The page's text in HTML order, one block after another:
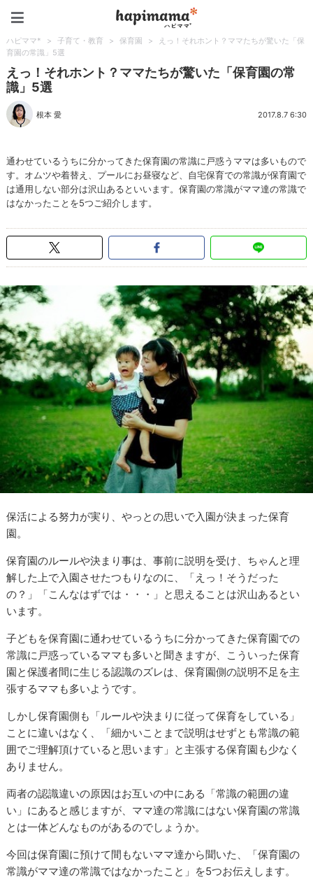
ハピママ* > 子育て・教育 > 保育園 >
えっ！それホント？ママたちが驚いた「保
育園の常識」5選
えっ！それホント？ママたちが驚いた「保育園の常
識」5選
根本 愛 2017.8.7 6:30
通わせているうちに分かってきた保育園の常識に戸惑うママは多いもので
す。オムツや着替え、プールにお昼寝など、自宅保育での常識が保育園で
は通用しない部分は沢山あるといいます。保育園の常識がママ達の常識で
はなかったことを5つご紹介します。
保活による努力が実り、やっとの思いで入園が決まった保育
園。
保育園のルールや決まり事は、事前に説明を受け、ちゃんと理
解した上で入園させたつもりなのに、「えっ！そうだった
の？」「こんなはずでは・・・」と思えることは沢山あるとい
います。
子どもを保育園に通わせているうちに分かってきた保育園での
常識に戸惑っているママも多いと聞きますが、こういった保育
園と保護者間に生じる認識のズレは、保育園側の説明不足を主
張するママも多いようです。
しかし保育園側も「ルールや決まりに従って保育をしている」
ことに違いはなく、「細かいことまで説明はせずとも常識の範
囲でご理解頂けていると思います」と主張する保育園も少なく
ありません。
両者の認識違いの原因はお互いの中にある「常識の範囲の違
い」にあると感じますが、ママ達の常識にはない保育園の常識
とは一体どんなものがあるのでしょうか。
今回は保育園に預けて間もないママ達から聞いた、「保育園の
常識がママ達の常識ではなかったこと」を5つお伝えします。